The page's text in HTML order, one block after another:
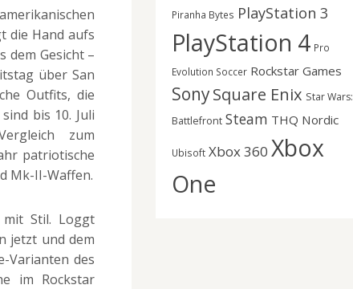
die Hand aufs
dem Gesicht –
über San
Outfits, die
bis 10. Juli
zum
patriotische
Mk-II-Waffen.
Stil. Loggt
jetzt und dem
Varianten des
im Rockstar
Piranha Bytes PlayStation 3
PlayStation 4 Pro
Evolution Soccer Rockstar Games
SonySquare Enix Star Wars:
Battlefront Steam THQ Nordic
Ubisoft Xbox 360 Xbox
One